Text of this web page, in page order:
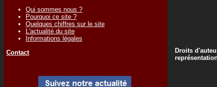
Qui sommes nous ?
Pourquoi ce site ?
Quelques chiffres sur le site
L'actualité du site
Informations légales
Contact
Droits